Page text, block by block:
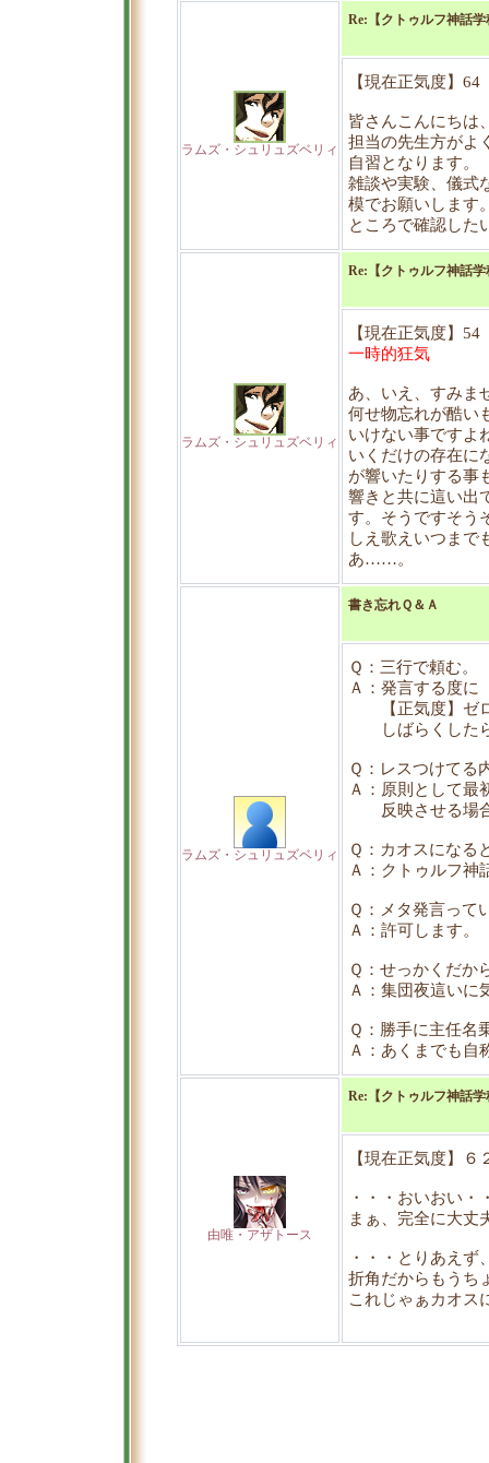
ラムズ・シュリュズベリィ
Re:【クトゥルフ神話
【現在正気度】64
皆さんこんにちは
担当の先生方がよ
自習となります。
雑談や実験、儀式
模でお願いします
ところで確認し
ラムズ・シュリュズベリィ
Re:【クトゥルフ神話
【現在正気度】54
一時的狂気
あ、いえ、すみま
何せ物忘れが酷い
いけない事ですよ
いくだけの存在に
が響いたりする
響きと共に這い出
す。そうですそう
しえ歌えいつま
あ……。
ラムズ・シュリュズベリィ
書き忘れＱ＆Ａ
Ｑ：三行で頼む。
Ａ：発言する度に
【正気度】ゼロ
しばらくしたら
Ｑ：レスつけてる
Ａ：原則として最
反映させる場合
Ｑ：カオスにな
Ａ：クトゥルフ神
Ｑ：メタ発言って
Ａ：許可します。
Ｑ：せっかくだか
Ａ：集団夜這いに
Ｑ：勝手に主任名
Ａ：あくまでも自
由唯・アザトース
Re:【クトゥルフ神話
【現在正気度】６
・・・おいおい・
まぁ、完全に大丈
・・・とりあえ
折角だからもうち
これじゃぁカオス